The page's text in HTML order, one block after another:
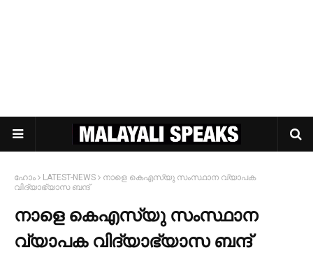
ഹോം LATEST-NEWS
നാളെ കെഎസ്‍യു സംസ്ഥാന വ്യാപക
വിദ്യാഭ്യാസ ബന്ദ്
നാളെ കെഎസ്‍യു സംസ്ഥാന
വ്യാപക വിദ്യാഭ്യാസ ബന്ദ്